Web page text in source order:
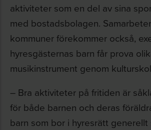
aktiviteter som en del av sina
med bostadsbolagen.
kommuner förekommer också,
hyresgästernas barn får prova
musikinstrument genom
– Bra aktiviteter på fritiden är
för både barnen och deras
barn som bor i hyresrätt